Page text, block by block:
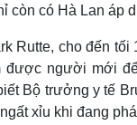
còn có Hà Lan áp
Rutte, cho đến
được người mới
Bộ trưởng y tế
xỉu khi đang